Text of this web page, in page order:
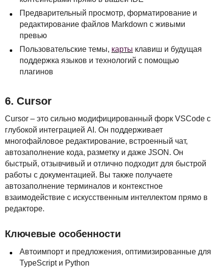
Предварительный просмотр, форматирование и
редактирование файлов Markdown с живыми
превью
Пользовательские темы, карты клавиш и будущая
поддержка языков и технологий с помощью
плагинов
6. Cursor
Cursor – это сильно модифицированный форк VSCode с
глубокой интеграцией AI. Он поддерживает
многофайловое редактирование, встроенный чат,
автозаполнение кода, разметку и даже JSON . Он
быстрый, отзывчивый и отлично подходит для быстрой
работы с документацией. Вы также получаете
автозаполнение терминалов и контекстное
взаимодействие с искусственным интеллектом прямо в
редакторе.
Ключевые особенности
Автоимпорт и предложения, оптимизированные для
TypeScript и Python